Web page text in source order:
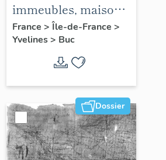
immeubles, maisons,
fermes
France > Île-de-France >
Yvelines> Buc
Dossier